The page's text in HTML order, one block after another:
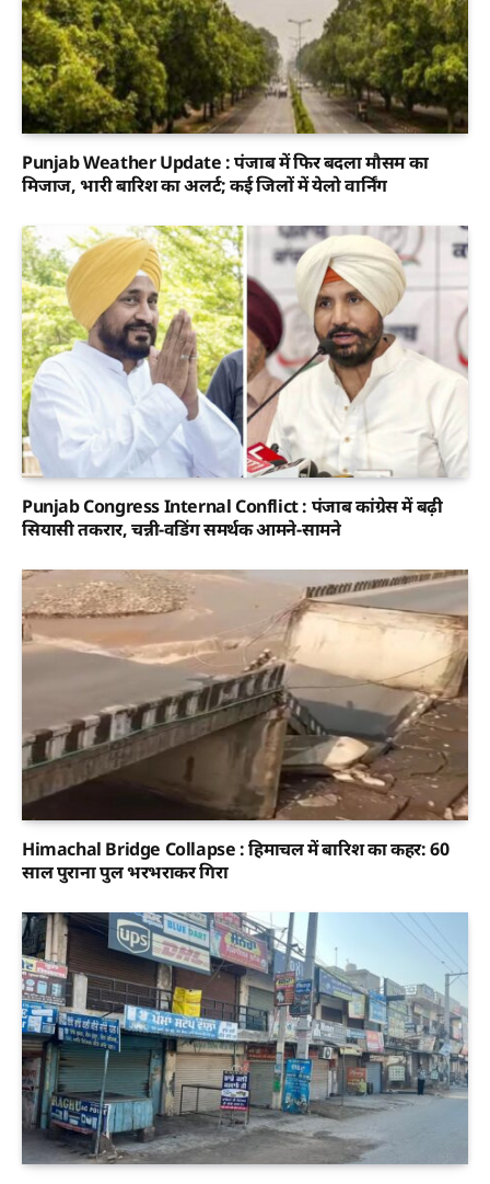
Punjab Weather Update : पंजाब में फिर बदला मौसम का
मिजाज, भारी बारिश का अलर्ट; कई जिलों में येलो वार्निंग
Punjab Congress Internal Conflict : पंजाब कांग्रेस में बढ़ी
सियासी तकरार, चन्नी-वडिंग समर्थक आमने-सामने
Himachal Bridge Collapse : हिमाचल में बारिश का कहर: 60
साल पुराना पुल भरभराकर गिरा